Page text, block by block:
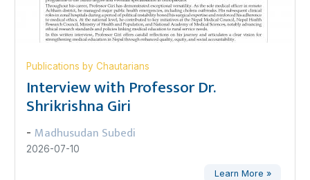
Publications by Chautarians
Interview with Professor Dr.
Shrikrishna Giri
- Madhusudan Subedi
2026-07-10
Learn More »